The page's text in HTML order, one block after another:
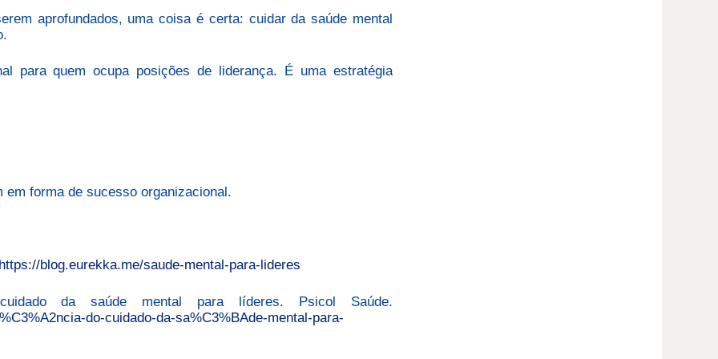
aprofundados, uma coisa é certa: cuidar da saúde mental
para quem ocupa posições de liderança. É uma estratégia
forma de sucesso organizacional.
blog.eurekka.me/saude-mental-para-lideres
da saúde mental para líderes. Psicol Saúde.
do-cuidado-da-sa%C3%BAde-mental-para-